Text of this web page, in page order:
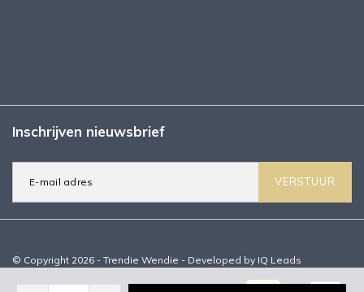
Inschrijven nieuwsbrief
VERSTUUR
© Copyright 2026 - Trendie Wendie - Developed by IQ Leads